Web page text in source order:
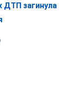
ДТП загинула